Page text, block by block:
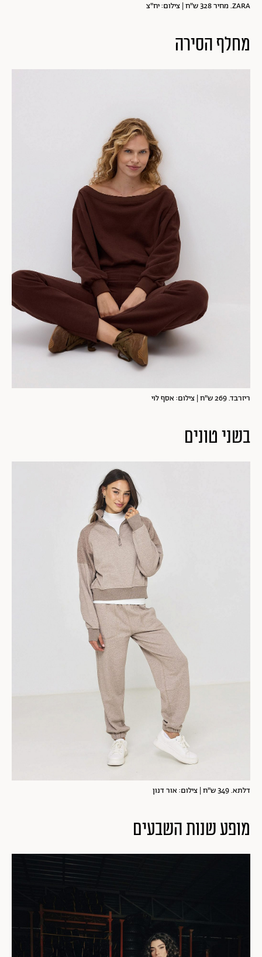
ZARA. מחיר 328 ש"ח | צילום: יח"צ
מחלף הסירה
ריזרבד. 269 ש"ח | צילום: אסף לוי
בשני טונים
דלתא. 349 ש"ח | צילום: אור דנון
מופע שנות השבעים